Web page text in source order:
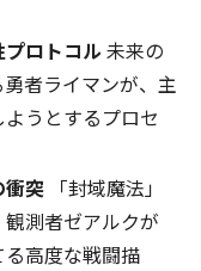
ロトコル 未来の
者ライマンが、主
うとするプロセ
衝突 「封域魔法」
測者ゼアルクが
る高度な戦闘描